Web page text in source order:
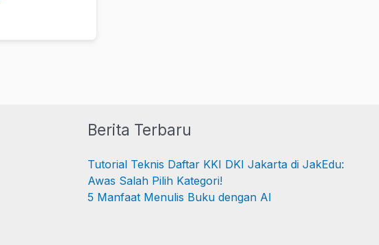
Berita Terbaru
Tutorial Teknis Daftar KKI DKI Jakarta di JakEdu:
Awas Salah Pilih Kategori!
5 Manfaat Menulis Buku dengan AI